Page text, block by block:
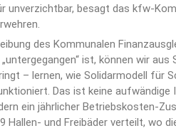
unverzichtbar, besagt das kfw-
des Kommunalen
ist, können wir
– lernen, wie Solidarmodell für
Das ist keine
ein jährlicher Betriebskosten-
Hallen- und Freibäder verteilt, wo